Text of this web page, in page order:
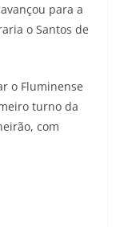
para a
o Santos de
o Fluminense
turno da
com